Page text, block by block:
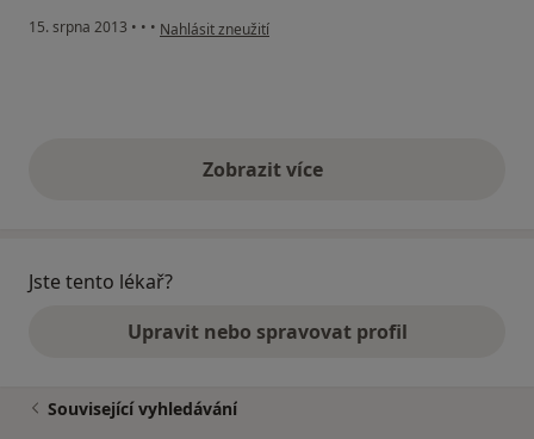
15. srpna 2013 • • • podle názoru uživatele Váš účet byl odstraněn
Nahlásit zneužití
Zobrazit vícevýše uvedené názory
Jste tento lékař?
Upravit nebo spravovat profil
Související vyhledávání